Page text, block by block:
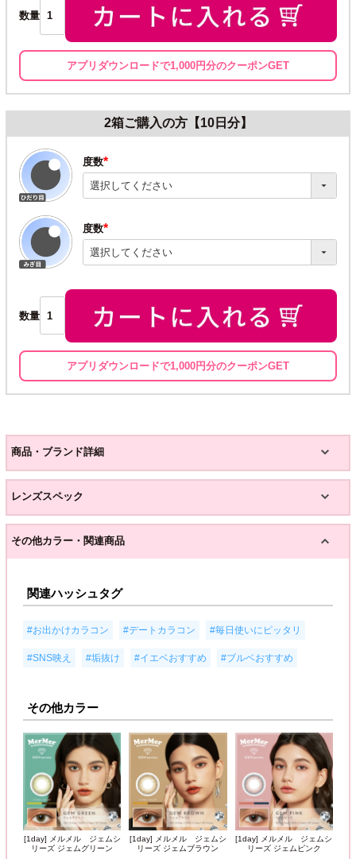
数量
アプリダウンロードで1,000円分のクーポンGET
2箱ご購入の方【10日分】
度数
(必
須)
度数
(必
須)
数量
アプリダウンロードで1,000円分のクーポンGET
商品・ブランド詳細
レンズスペック
その他カラー・関連商品
関連ハッシュタグ
#お出かけカラコン #デートカラコン #毎日使いにピッタリ
#SNS映え #垢抜け #イエベおすすめ #ブルベおすすめ
その他カラー
[1day] メルメル ジェムシ
リーズ ジェムグリーン
[1day] メルメル ジェムシ
リーズ ジェムブラウン
[1day] メルメル ジェムシ
リーズ ジェムピンク